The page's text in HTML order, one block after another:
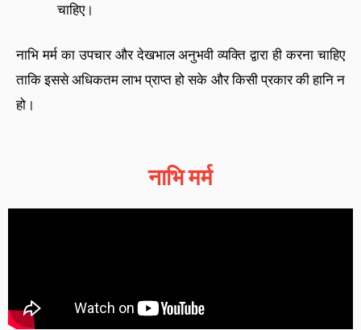
चाहिए।
नाभि मर्म का उपचार और देखभाल अनुभवी व्यक्ति द्वारा ही करना चाहिए
ताकि इससे अधिकतम लाभ प्राप्त हो सके और किसी प्रकार की हानि न
हो।
नाभि मर्म